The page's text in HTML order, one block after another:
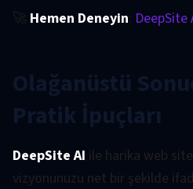
🚀 Hemen Deneyin: DeepSite
Olağanüstü
Pratik İpuçları
DeepSite AI ile harika web
vizyonunuzu net bir şekilde